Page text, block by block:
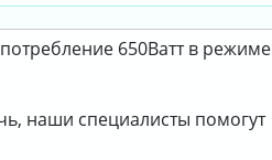
650Ватт в режиме
наши специалисты помогут